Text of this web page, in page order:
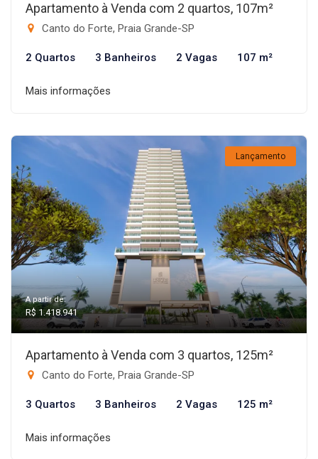
Apartamento à Venda com 2 quartos, 107m²
Canto do Forte, Praia Grande-SP
2 Quartos 3 Banheiros 2 Vagas 107 m²
Mais informações
Lançamento
A partir de:
R$ 1.418.941
Apartamento à Venda com 3 quartos, 125m²
Canto do Forte, Praia Grande-SP
3 Quartos 3 Banheiros 2 Vagas 125 m²
Mais informações